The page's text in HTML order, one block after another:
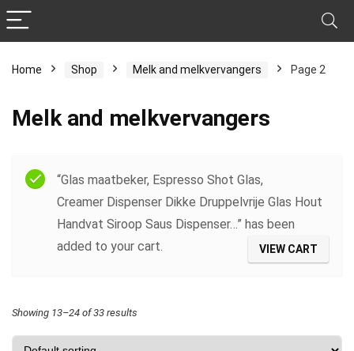
Home Shop Melk and melkvervangers Page 2
Melk and melkvervangers
“Glas maatbeker, Espresso Shot Glas,
Creamer Dispenser Dikke Druppelvrije Glas Hout
Handvat Siroop Saus Dispenser…” has been
added to your cart.
VIEW CART
Showing 13–24 of 33 results